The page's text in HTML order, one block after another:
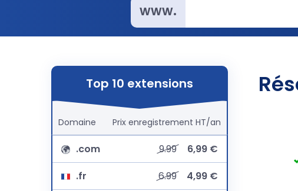
www.
Top 10 extensions
Domaine Prix enregistrement HT/an
.com 9.99
6,99 €
.fr
6.99
4,99 €